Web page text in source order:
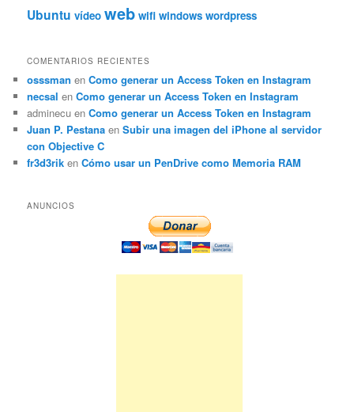
Ubuntu vídeo web wifi windows wordpress
COMENTARIOS RECIENTES
osssman enComo generar un Access Token en Instagram
necsal enComo generar un Access Token en Instagram
adminecu enComo generar un Access Token en Instagram
Juan P. Pestana enSubir una imagen del iPhone al servidor
con Objective C
fr3d3rik enCómo usar un PenDrive como Memoria RAM
ANUNCIOS